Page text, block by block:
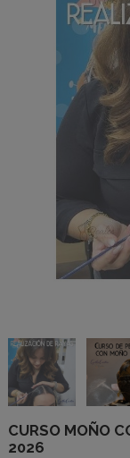
CURSO MOÑO
2026